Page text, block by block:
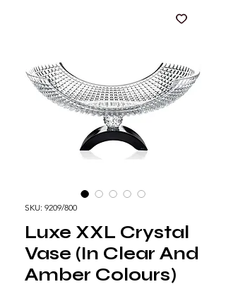
SKU: 9209/800
Luxe XXL Crystal
Vase (In Clear And
Amber Colours)